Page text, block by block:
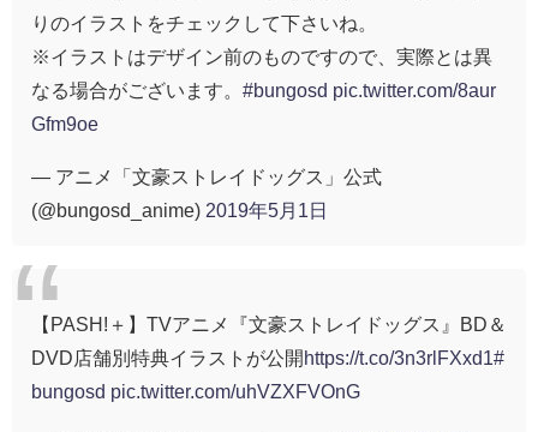
りのイラストをチェックして下さいね。
※イラストはデザイン前のものですので、実際とは異
なる場合がございます。 #bungosd pic.twitter.com/8aur
Gfm9oe
— アニメ「文豪ストレイドッグス」公式
(@bungosd_anime) 2019年5月1日
【PASH!＋】TVアニメ『文豪ストレイドッグス』BD＆
DVD店舗別特典イラストが公開 https://t.co/3n3rlFXxd1 #
bungosd pic.twitter.com/uhVZXFVOnG